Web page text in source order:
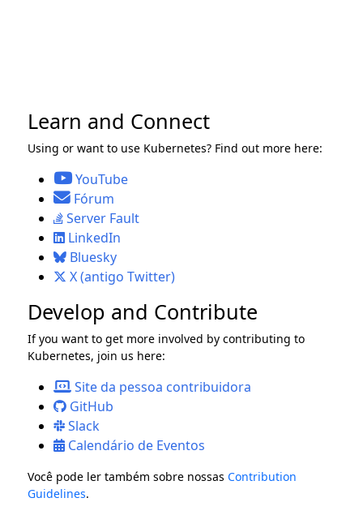
Learn and Connect
Using or want to use Kubernetes? Find out more here:
YouTube
Fórum
Server Fault
LinkedIn
Bluesky
X (antigo Twitter)
Develop and Contribute
If you want to get more involved by contributing to
Kubernetes, join us here:
Site da pessoa contribuidora
GitHub
Slack
Calendário de Eventos
Você pode ler também sobre nossasContribution
Guidelines.